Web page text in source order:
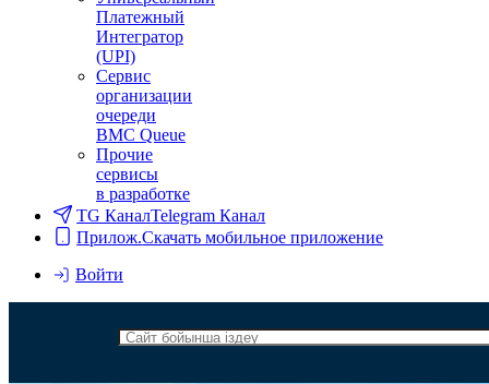
Платежный
Интегратор
(UPI)
Сервис
организации
очереди
BMC Queue
Прочие
сервисы
в разработке
TG КаналTelegram Канал
Прилож.Скачать мобильное приложение
Войти